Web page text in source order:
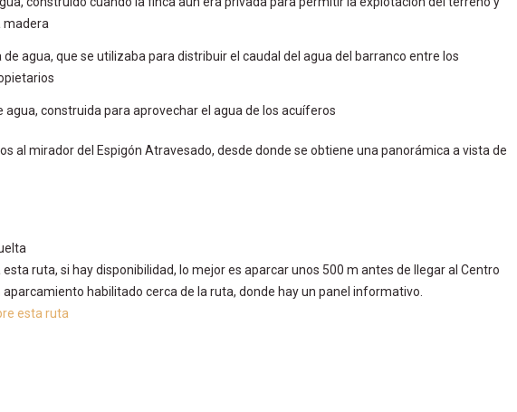
madera
de agua, que se utilizaba para distribuir el caudal del agua del barranco entre los
agua, construida para aprovechar el agua de los acuíferos
al mirador del Espigón Atravesado, desde donde se obtiene una panorámica a vista de
esta ruta, si hay disponibilidad, lo mejor es aparcar unos 500 m antes de llegar al Centro
aparcamiento habilitado cerca de la ruta, donde hay un panel informativo.
esta ruta